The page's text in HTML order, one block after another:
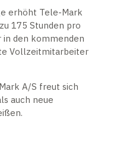
erhöht Tele-Mark
175 Stunden pro
in den kommenden
Vollzeitmitarbeiter
A/S freut sich
auch neue